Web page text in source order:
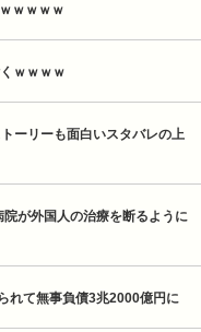
ｗｗｗｗ
ｗｗｗｗ
ーリーも面白いスタバレの上
院が外国人の治療を断るように
れて無事負債3兆2000億円に